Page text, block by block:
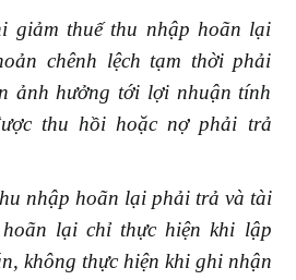
giảm thuế thu nhập hoãn lại
chênh lệch tạm thời phải
ảnh hưởng tới lợi nhuận tính
thu hồi hoặc nợ phải trả
nhập hoãn lại phải trả và tài
lại chỉ thực hiện khi lập
không thực hiện khi ghi nhận